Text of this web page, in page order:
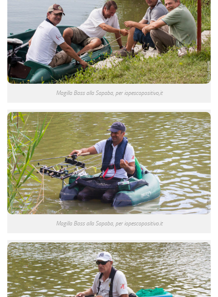
Magilla Bass alla Sapaba, per iopescopositivo,it
Magilla Bass alla Sapaba, per iopescopositivo.it